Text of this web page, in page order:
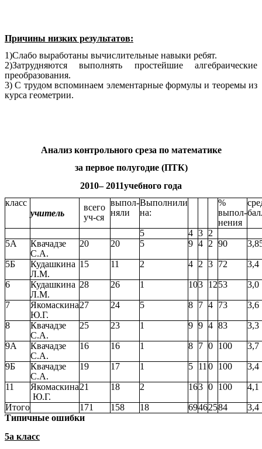
Причины низких результатов:
1)Слабо выработаны вычислительные навыки ребят.
2)Затрудняются выполнять простейшие алгебраические
преобразования.
3) С трудом вспоминаем элементарные формулы и теоремы из
курса геометрии.
Анализ контрольного среза по математике
за первое полугодие (ПТК)
2010– 2011учебного года
класс
учитель
всего
уч-ся
выпол-
няли
Выполнили
на:
%
выпол-
нения
5 4 3 2
5А
Квачадзе
С.А.
20 20 5 9 4 2 90
5Б
Кудашкина
Л.М.
15 11 2 4 2 3 72 3,4
6
Кудашкина
Л.М.
28 26 1 103 1253 3,0
7
Якомаскина
Ю.Г.
27 24 5 8 7 4 73 3,6
8
Квачадзе
С.А.
25 23 1 9 9 4 83 3,3
9А
Квачадзе
С.А.
16 16 1 8 7 0 100 3,7
9Б
Квачадзе
С.А.
19 17 1 5 11 0 100 3,4
11
Якомаскина
Ю.Г.
21 18 2 163 0 100 4,1
Итого 171 158 18 69462584
3,4
Типичные ошибки
5а класс